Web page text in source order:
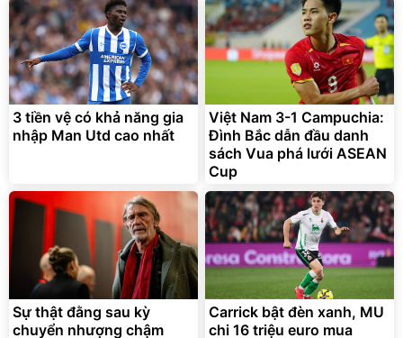
3 tiền vệ có khả năng gia
nhập Man Utd cao nhất
Việt Nam 3-1 Campuchia:
Đình Bắc dẫn đầu danh
sách Vua phá lưới ASEAN
Cup
Sự thật đằng sau kỳ
chuyển nhượng chậm
Carrick bật đèn xanh, MU
chi 16 triệu euro mua